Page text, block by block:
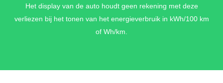
€ 1.237,-
VULKAANGRIJS METALLIC
DOLOMIETZILVER METALLIC
Het display van de auto houdt geen rekening met deze
verliezen bij het tonen van het energieverbruik in kWh/100 km
of Wh/km.